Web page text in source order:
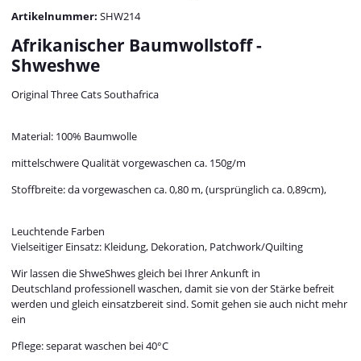
Artikelnummer: SHW214
Afrikanischer Baumwollstoff -
Shweshwe
Original Three Cats Southafrica
Material: 100% Baumwolle
mittelschwere Qualität vorgewaschen ca. 150g/m
Stoffbreite: da vorgewaschen ca. 0,80 m, (ursprünglich ca. 0,89cm),
Leuchtende Farben
Vielseitiger Einsatz: Kleidung, Dekoration, Patchwork/Quilting
Wir lassen die ShweShwes gleich bei Ihrer Ankunft in
Deutschland professionell waschen, damit sie von der Stärke befreit
werden und gleich einsatzbereit sind. Somit gehen sie auch nicht mehr
ein
Pflege: separat waschen bei 40°C